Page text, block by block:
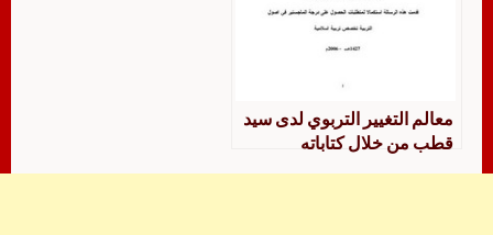
معالم التغيير التربوي لدى سيد
قطب من خلال كتاباته